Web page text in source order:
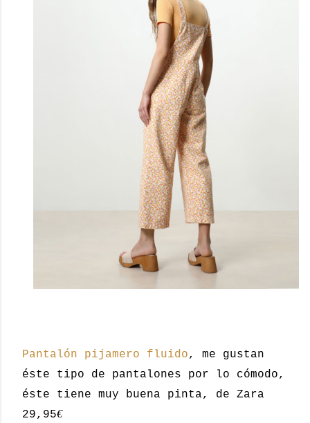
Pantalón pijamero fluido, me gustan
éste tipo de pantalones por lo cómodo,
éste tiene muy buena pinta, de Zara
29,95€